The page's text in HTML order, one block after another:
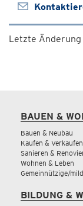
Letzte
BAUEN &
Bauen & Neubau
Kaufen & Verkaufen
Sanieren &
Wohnen & Leben
Gemeinnützige/
BILDUNG &